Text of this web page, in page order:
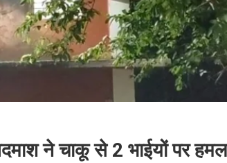
ने चाकू से 2 भाईयों पर